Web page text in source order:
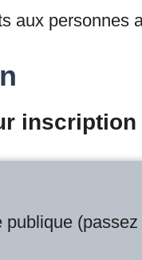
aux personnes
inscription